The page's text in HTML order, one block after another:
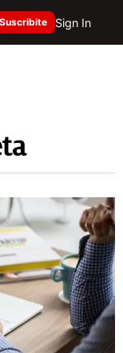
Suscribite Sign In